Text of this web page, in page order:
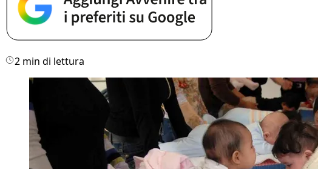
2 min di lettura